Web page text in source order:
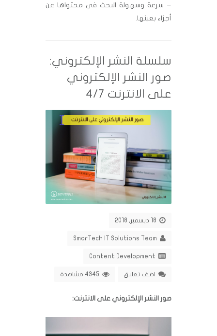
– سرعة وسهولة البحث في محتواها عن
أجزاء بعينها.
سلسلة النشر الإلكتروني:
صور النشر الإلكتروني
على الانترنت 4/7
SmarTech IT Solutions Team
Content Development
اضف تعليق
صور النشر الإلكتروني على الانترنت: